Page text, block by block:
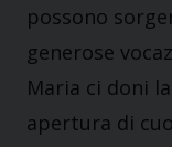
possono
generose
Maria ci doni
apertura di